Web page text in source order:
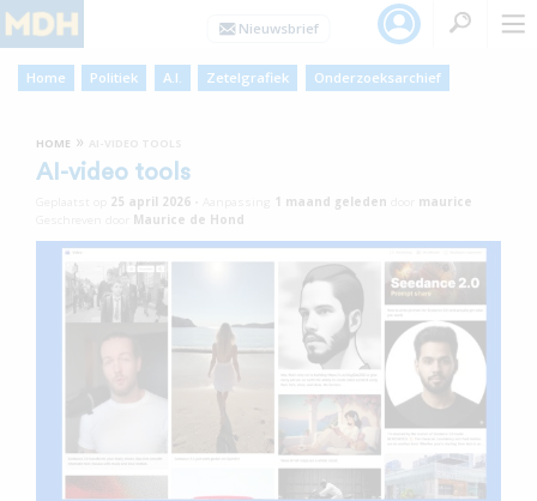
Home Politiek A.I. Zetelgrafiek Onderzoeksarchief
HOME »
AI-video tools
25 april 2026 1 maand geleden
maurice
Maurice de Hond